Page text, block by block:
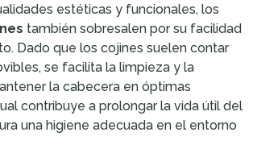
estéticas y funcionales, los
también sobresalen por su facilidad
Dado que los cojines suelen contar
se facilita la limpieza y la
la cabecera en óptimas
contribuye a prolongar la vida útil del
una higiene adecuada en el entorno